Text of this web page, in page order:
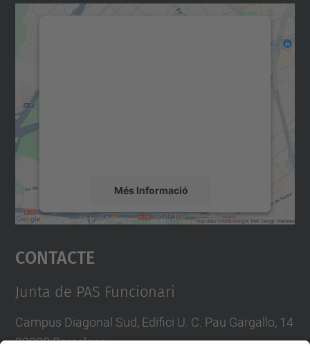
Més Informació
Accepta
powered by
Contacte
Junta de PAS Funcionari
Campus Diagonal Sud, Edifici U. C. Pau Gargallo, 14
08028 Barcelona